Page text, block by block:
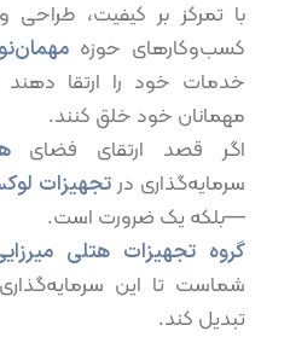
با تمرکز بر کیفیت، طراحی
کسب‌وکارهای حوزه
خدمات خود را ارتقا دهند
مهمانان خود خلق کنند.
اگر قصد ارتقای فضای
سرمایه‌گذاری درتجهیزات
—بلکه یک ضرورت است.
گروه تجهیزات هتلی
شماست تا این
تبدیل کند.